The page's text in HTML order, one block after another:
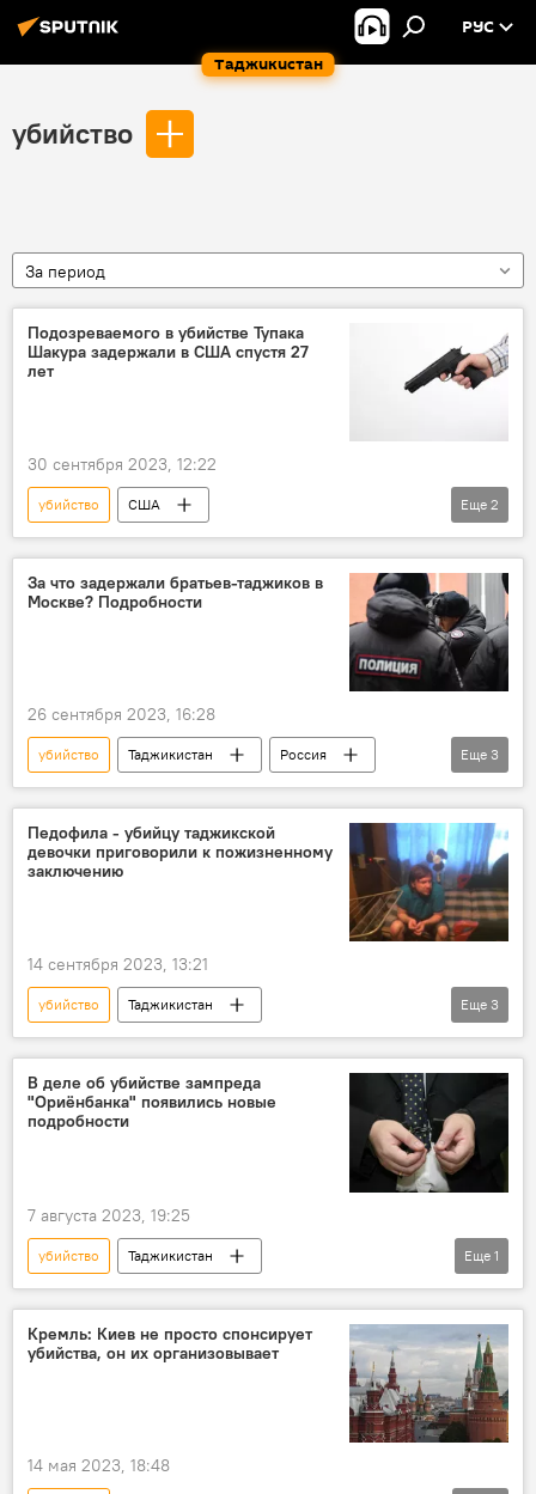
Таджикистан
РУС
убийство
За период
Подозреваемого в убийстве Тупака
Шакура задержали в США спустя 27
лет
30 сентября 2023, 12:22
убийство
США
Происшествия, ЧП, криминал
Общество
Еще 2
За что задержали братьев-таджиков в
Москве? Подробности
26 сентября 2023, 16:28
убийство Таджикистан
Россия
Происшествия, ЧП, криминал
Общество
МВД России
Еще 3
Педофила - убийцу таджикской
девочки приговорили к пожизненному
заключению
14 сентября 2023, 13:21
убийство
Таджикистан
Происшествия, ЧП, криминал
суд
пожизненный приговор
Еще 3
В деле об убийстве зампреда
"Ориёнбанка" появились новые
подробности
7 августа 2023, 19:25
убийство
Таджикистан
Происшествия, ЧП, криминал
Еще 1
Кремль: Киев не просто спонсирует
убийства, он их организовывает
14 мая 2023, 18:48